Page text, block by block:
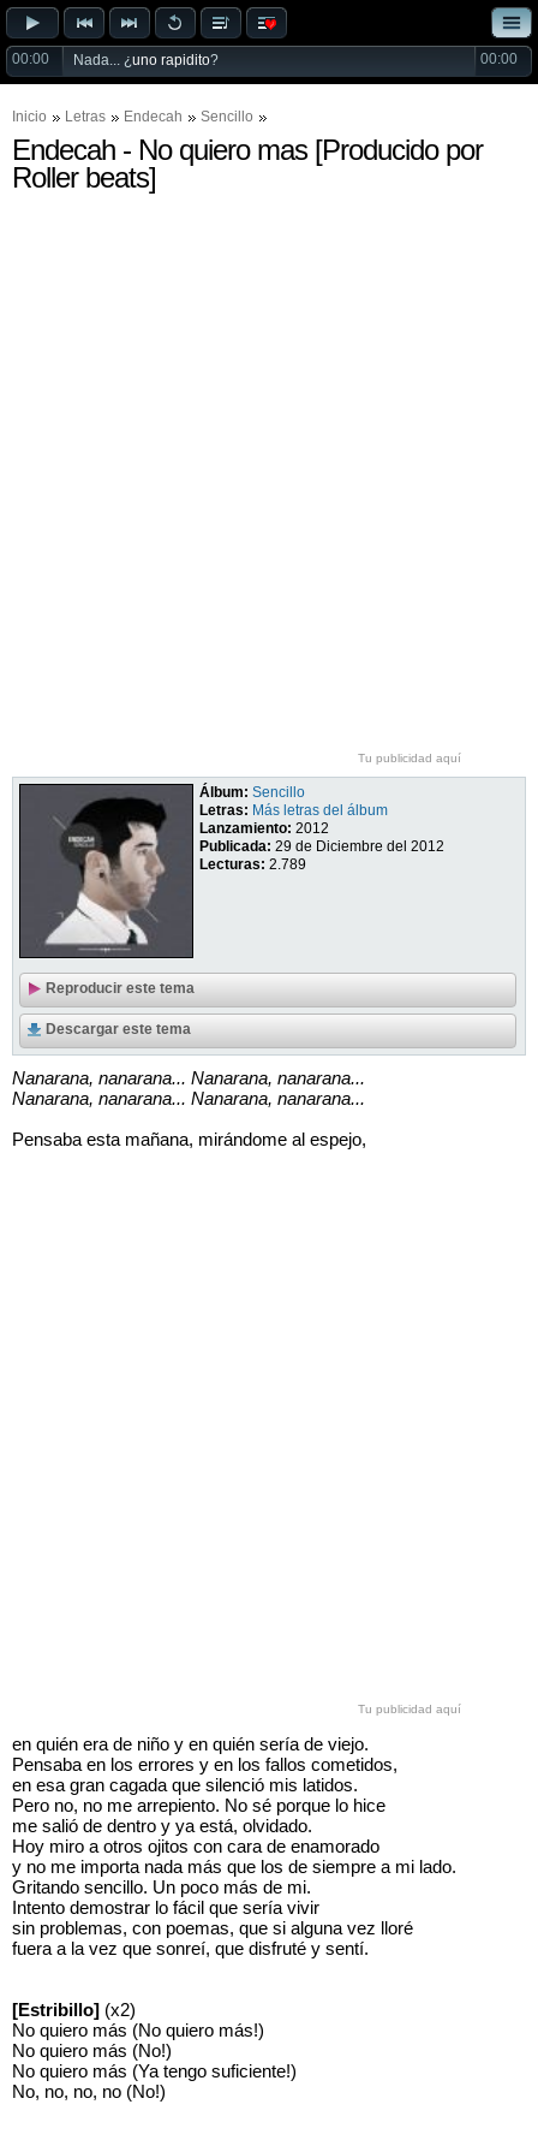
00:00 Nada... ¿uno rapidito? 00:00
Inicio Letras Endecah Sencillo
Endecah - No quiero mas [Producido por
Roller beats]
Tu publicidad aquí
Álbum: Sencillo
Letras: Más letras del álbum
Lanzamiento: 2012
Publicada: 29 de Diciembre del 2012
Lecturas: 2.789
Reproducir este tema
Descargar este tema
Nanarana, nanarana... Nanarana, nanarana...
Nanarana, nanarana... Nanarana, nanarana...
Pensaba esta mañana, mirándome al espejo,
Tu publicidad aquí
en quién era de niño y en quién sería de viejo.
Pensaba en los errores y en los fallos cometidos,
en esa gran cagada que silenció mis latidos.
Pero no, no me arrepiento. No sé porque lo hice
me salió de dentro y ya está, olvidado.
Hoy miro a otros ojitos con cara de enamorado
y no me importa nada más que los de siempre a mi lado.
Gritando sencillo. Un poco más de mi.
Intento demostrar lo fácil que sería vivir
sin problemas, con poemas, que si alguna vez lloré
fuera a la vez que sonreí, que disfruté y sentí.
[Estribillo] (x2)
No quiero más (No quiero más!)
No quiero más (No!)
No quiero más (Ya tengo suficiente!)
No, no, no, no (No!)